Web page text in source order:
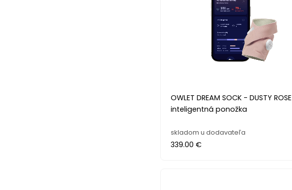
OWLET DREAM SOCK - DUSTY ROSE
inteligentná ponožka
skladom u dodavateľa
339.00 €